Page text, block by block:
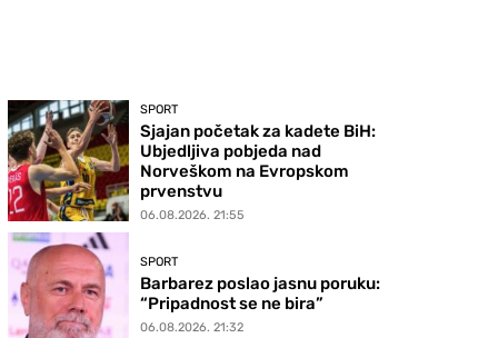
SPORT
Sjajan početak za kadete BiH:
Ubjedljiva pobjeda nad
Norveškom na Evropskom
prvenstvu
06.08.2026. 21:55
SPORT
Barbarez poslao jasnu poruku:
“Pripadnost se ne bira”
06.08.2026. 21:32